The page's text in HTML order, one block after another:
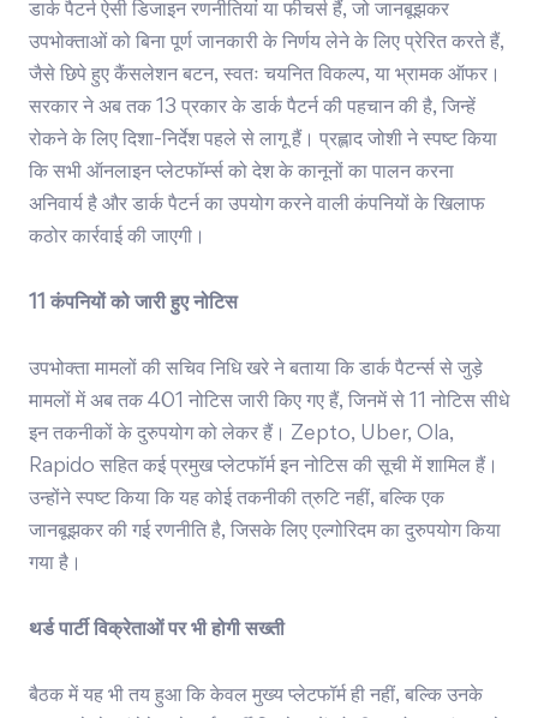
डार्क पैटर्न ऐसी डिजाइन रणनीतियां या फीचर्स हैं, जो जानबूझकर
उपभोक्ताओं को बिना पूर्ण जानकारी के निर्णय लेने के लिए प्रेरित करते हैं,
जैसे छिपे हुए कैंसलेशन बटन, स्वतः चयनित विकल्प, या भ्रामक ऑफर।
सरकार ने अब तक 13 प्रकार के डार्क पैटर्न की पहचान की है, जिन्हें
रोकने के लिए दिशा-निर्देश पहले से लागू हैं। प्रह्लाद जोशी ने स्पष्ट किया
कि सभी ऑनलाइन प्लेटफॉर्म्स को देश के कानूनों का पालन करना
अनिवार्य है और डार्क पैटर्न का उपयोग करने वाली कंपनियों के खिलाफ
कठोर कार्रवाई की जाएगी।
11 कंपनियों को जारी हुए नोटिस
उपभोक्ता मामलों की सचिव निधि खरे ने बताया कि डार्क पैटर्न्स से जुड़े
मामलों में अब तक 401 नोटिस जारी किए गए हैं, जिनमें से 11 नोटिस सीधे
इन तकनीकों के दुरुपयोग को लेकर हैं। Zepto, Uber, Ola,
Rapido सहित कई प्रमुख प्लेटफॉर्म इन नोटिस की सूची में शामिल हैं।
उन्होंने स्पष्ट किया कि यह कोई तकनीकी त्रुटि नहीं, बल्कि एक
जानबूझकर की गई रणनीति है, जिसके लिए एल्गोरिदम का दुरुपयोग किया
गया है।
थर्ड पार्टी विक्रेताओं पर भी होगी सख्ती
बैठक में यह भी तय हुआ कि केवल मुख्य प्लेटफॉर्म ही नहीं, बल्कि उनके